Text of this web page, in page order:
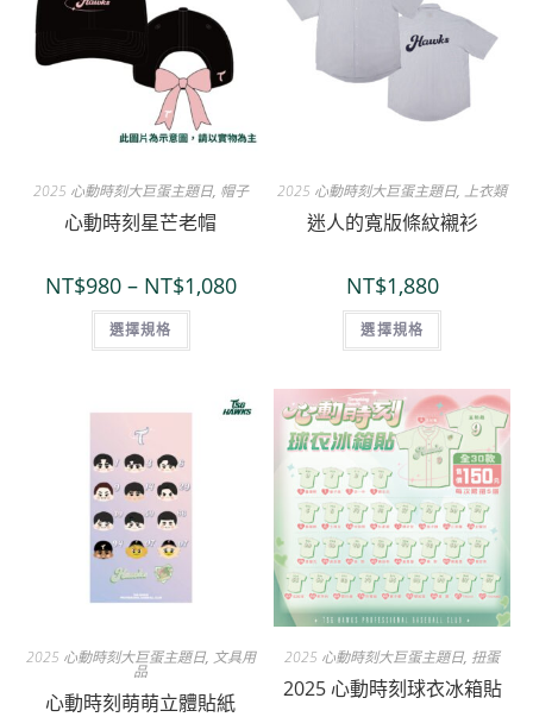
2025 心動時刻大巨蛋主題日, 帽子
心動時刻星芒老帽
NT$980– NT$1,080
選擇規格
2025 心動時刻大巨蛋主題日, 上衣類
迷人的寬版條紋襯衫
NT$1,880
選擇規格
2025 心動時刻大巨蛋主題日, 文具用
品
心動時刻萌萌立體貼紙
2025 心動時刻大巨蛋主題日, 扭蛋
2025 心動時刻球衣冰箱貼